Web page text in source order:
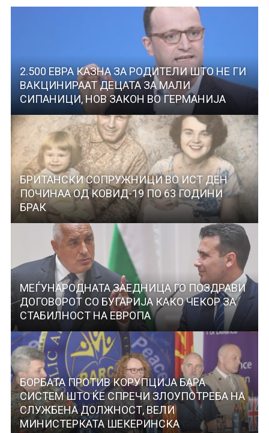
2.500 ЕВРА КАЗНА ЗА РОДИТЕЛИ ШТО НЕ ГИ
ВАКЦИНИРААТ ДЕЦАТА ЗА МАЛИ
СИПАНИЦИ, НОВ ЗАКОН ВО ГЕРМАНИЈА
БРИТАНСКИ СОПРУЖНИЦИ ВО ИСТ ДЕН
ПОЧИНАА ОД КОВИД-19 ПО 63 ГОДИНИ
БРАК
МЕЃУНАРОДНАТА ЗАЕДНИЦА ГО ПОЗДРАВИ
ДОГОВОРОТ СО БУГАРИЈА КАКО ЧЕКОР ЗА
СТАБИЛНОСТ НА ЕВРОПА
БОРБАТА ПРОТИВ КОРУПЦИЈА БАРА
СИСТЕМ ШТО ЌЕ СПРЕЧИ ЗЛОУПОТРЕБА НА
СЛУЖБЕНА ДОЛЖНОСТ, ВЕЛИ
МИНИСТЕРКАТА ШЕКЕРИНСКА